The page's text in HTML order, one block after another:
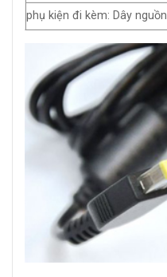
phụ kiện đi kèm: Dây nguồn